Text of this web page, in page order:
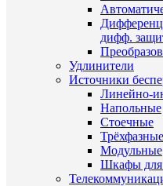
дифф.
Удлинители
Источники
Линейно-
Напольные
Стоечные
Трёхфазные
Модульные
Шкафы для